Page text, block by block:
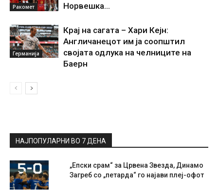
Ракомет
Норвешка…
Германија
Крај на сагата – Хари Кејн:
Англичанецот им ја соопштил
својата одлука на челниците на
Баерн
НАЈПОПУЛАРНИ ВО 7 ДЕНА
„Епски срам“ за Црвена Звезда, Динамо
Загреб со „петарда“ го најави плеј-офот